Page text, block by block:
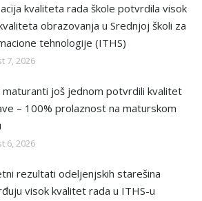
kvaliteta rada škole potvrdila visok
obrazovanja u Srednjoj školi za
tehnologije (ITHS)
7, 2026
maturanti još jednom potvrdili kvalitet
– 100% prolaznost na maturskom
6, 2026
rezultati odeljenjskih starešina
visok kvalitet rada u ITHS-u